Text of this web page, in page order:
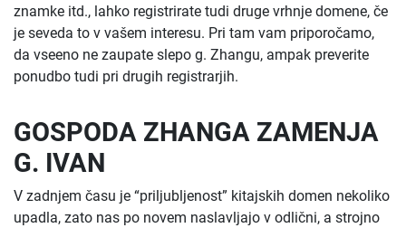
znamke itd., lahko registrirate tudi druge vrhnje domene, če
je seveda to v vašem interesu. Pri tam vam priporočamo,
da vseeno ne zaupate slepo g. Zhangu, ampak preverite
ponudbo tudi pri drugih registrarjih.
GOSPODA ZHANGA ZAMENJA
G. IVAN
V zadnjem času je “priljubljenost” kitajskih domen nekoliko
upadla, zato nas po novem naslavljajo v odlični, a strojno